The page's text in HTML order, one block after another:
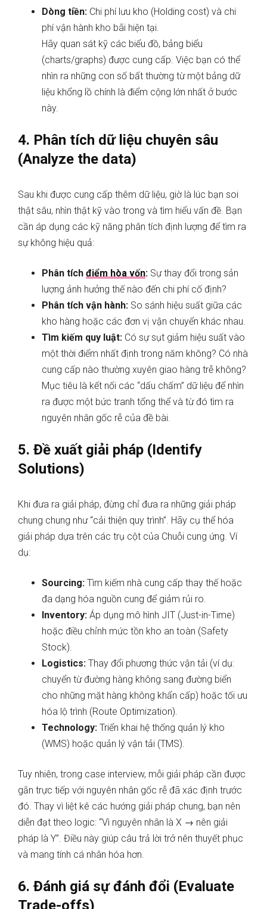
Dòng tiền: Chi phí lưu kho (Holding cost) và chi
phí vận hành kho bãi hiện tại.
Hãy quan sát kỹ các biểu đồ, bảng biểu
(charts/graphs) được cung cấp. Việc bạn có thể
nhìn ra những con số bất thường từ một bảng dữ
liệu khổng lồ chính là điểm cộng lớn nhất ở bước
này.
4. Phân tích dữ liệu chuyên sâu
(Analyze the data)
Sau khi được cung cấp thêm dữ liệu, giờ là lúc bạn soi
thật sâu, nhìn thật kỹ vào trong và tìm hiểu vấn đề. Bạn
cần áp dụng các kỹ năng phân tích định lượng để tìm ra
sự không hiệu quả:
Phân tích điểm hòa vốn: Sự thay đổi trong sản
lượng ảnh hưởng thế nào đến chi phí cố định?
Phân tích vận hành: So sánh hiệu suất giữa các
kho hàng hoặc các đơn vị vận chuyển khác nhau.
Tìm kiếm quy luật: Có sự sụt giảm hiệu suất vào
một thời điểm nhất định trong năm không? Có nhà
cung cấp nào thường xuyên giao hàng trễ không?
Mục tiêu là kết nối các “dấu chấm” dữ liệu để nhìn
ra được một bức tranh tổng thể và từ đó tìm ra
nguyên nhân gốc rễ của đề bài.
5. Đề xuất giải pháp (Identify
Solutions)
Khi đưa ra giải pháp, đừng chỉ đưa ra những giải pháp
chung chung như “cải thiện quy trình”. Hãy cụ thể hóa
giải pháp dựa trên các trụ cột của Chuỗi cung ứng. Ví
dụ:
Sourcing: Tìm kiếm nhà cung cấp thay thế hoặc
đa dạng hóa nguồn cung để giảm rủi ro.
Inventory: Áp dụng mô hình JIT (Just-in-Time)
hoặc điều chỉnh mức tồn kho an toàn (Safety
Stock).
Logistics: Thay đổi phương thức vận tải (ví dụ:
chuyển từ đường hàng không sang đường biển
cho những mặt hàng không khẩn cấp) hoặc tối ưu
hóa lộ trình (Route Optimization).
Technology: Triển khai hệ thống quản lý kho
(WMS) hoặc quản lý vận tải (TMS).
Tuy nhiên, trong case interview, mỗi giải pháp cần được
gắn trực tiếp với nguyên nhân gốc rễ đã xác định trước
đó. Thay vì liệt kê các hướng giải pháp chung, bạn nên
diễn đạt theo logic: “Vì nguyên nhân là X → nên giải
pháp là Y”. Điều này giúp câu trả lời trở nên thuyết phục
và mang tính cá nhân hóa hơn.
6. Đánh giá sự đánh đổi (Evaluate
Trade-offs)